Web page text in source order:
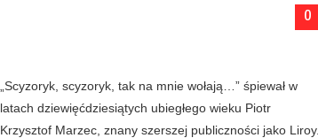
0
„Scyzoryk, scyzoryk, tak na mnie wołają…” śpiewał w
latach dziewięćdziesiątych ubiegłego wieku Piotr
Krzysztof Marzec, znany szerszej publiczności jako Liroy.